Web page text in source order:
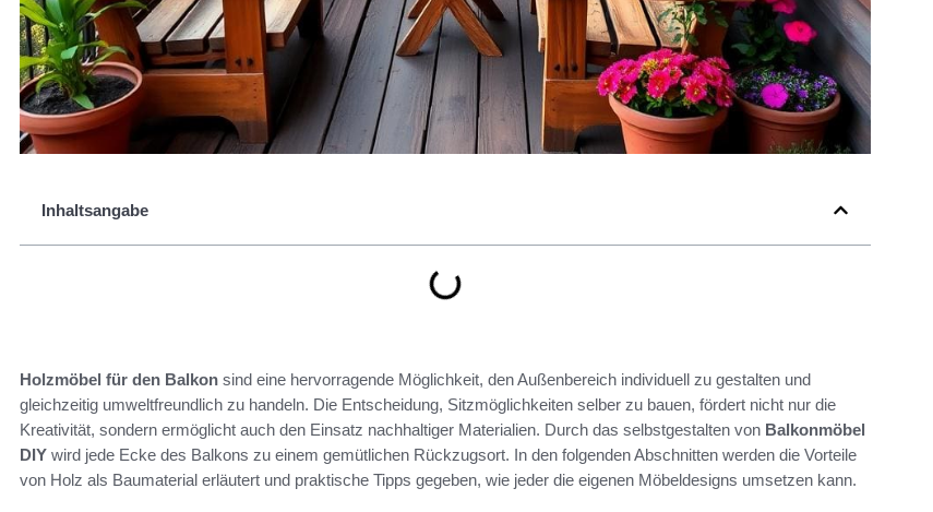
Inhaltsangabe
Holzmöbel für den Balkon sind eine hervorragende Möglichkeit, den Außenbereich individuell zu gestalten und
gleichzeitig umweltfreundlich zu handeln. Die Entscheidung, Sitzmöglichkeiten selber zu bauen, fördert nicht nur die
Kreativität, sondern ermöglicht auch den Einsatz nachhaltiger Materialien. Durch das selbstgestalten von Balkonmöbel
DIY wird jede Ecke des Balkons zu einem gemütlichen Rückzugsort. In den folgenden Abschnitten werden die Vorteile
von Holz als Baumaterial erläutert und praktische Tipps gegeben, wie jeder die eigenen Möbeldesigns umsetzen kann.